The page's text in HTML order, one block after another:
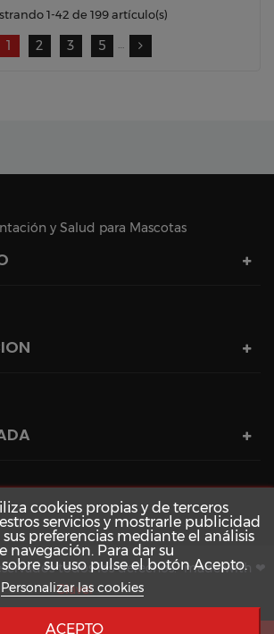
1-42 de 199 artículo(s)
1 2 3 5
y Salud para Mascotas
todos los derechos. made with ❤
Clavei
cookies propias y de terceros
servicios y mostrarle publicidad
preferencias mediante el análisis
navegación. Para dar su
su uso pulse el botón Acepto.
Personalizar las cookies
ACEPTO